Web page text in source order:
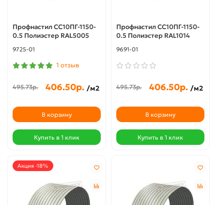
Профнастил СС10ПГ-1150-
0.5 Полиэстер RAL5005
9725-01
1 отзыв
495.73р. 406.50р. /м2
В корзину
Купить в 1 клик
Профнастил СС10ПГ-1150-
0.5 Полиэстер RAL1014
9691-01
495.73р. 406.50р. /м2
В корзину
Купить в 1 клик
Акция -18%